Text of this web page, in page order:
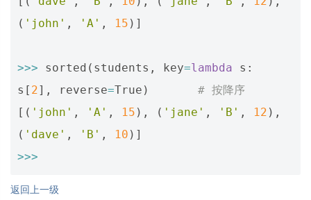
( 'john' , 'A' , 15 )]
>>> sorted ( students , key=lambda s :
s [ 2], reverse=True )
# 按降序
[( 'john' , 'A' , 15 ), ( 'jane' , 'B' , 12 ),
( 'dave' , 'B' , 10 )]
>>>
返回上一级